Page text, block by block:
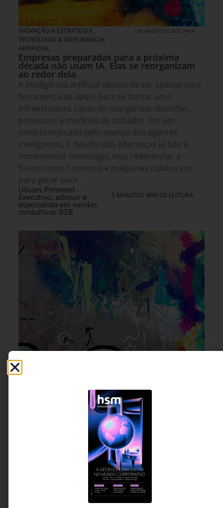
INOVAÇÃO & ESTRATÉGIA,
TECNOLOGIA & INTELIGENCIA
ARTIFICIAL
7 DE AGOSTO DE 2026 14H00
Empresas preparadas para a próxima
década não usam IA. Elas se reorganizam
ao redor dela.
A inteligência artificial deixou de ser apenas uma
ferramenta de apoio para se tornar uma
infraestrutura capaz de reorganizar decisões,
processos e modelos de trabalho. Em um
cenário marcado pelo avanço dos agentes
inteligentes, o desafio das lideranças já não é
implementar tecnologia, mas redesenhar a
forma como humanos e máquinas colaboram
para gerar valor.
Ulisses Pimentel -
Executivo, advisor e
especialista em vendas
consultivas B2B
5 MINUTOS MIN DE LEITURA
INOVAÇÃO & ESTRATÉGIA 7 DE AGOSTO DE 2026 09H00
O que separa empresas inovadoras das
que apenas fazem inovação
Programas de startups, laboratórios de inovação
e investimentos em inteligência artificial